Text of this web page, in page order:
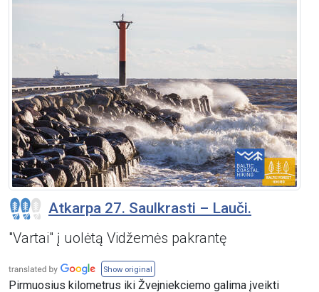
Atkarpa 27. Saulkrasti – Lauči.
"Vartai" į uolėtą Vidžemės pakrantę
Show original
Pirmuosius kilometrus iki Žvejniekciemo galima įveikti